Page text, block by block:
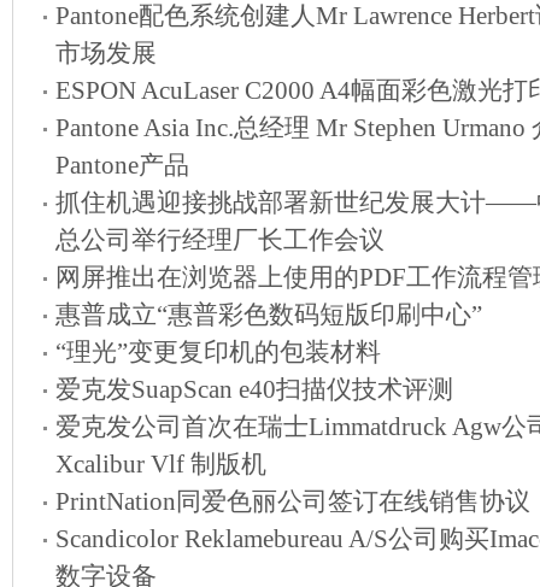
Pantone配色系统创建人Mr Lawrence
市场发展
ESPON AcuLaser C2000 A4幅面彩色激光打
Pantone Asia Inc.总经理 Mr Stephen Urmano
Pantone产品
抓住机遇迎接挑战部署新世纪发展大计——
总公司举行经理厂长工作会议
网屏推出在浏览器上使用的PDF工作流程
惠普成立“惠普彩色数码短版印刷中心”
“理光”变更复印机的包装材料
爱克发SuapScan e40扫描仪技术评测
爱克发公司首次在瑞士Limmatdruck Agw公
Xcalibur Vlf 制版机
PrintNation同爱色丽公司签订在线销售协议
Scandicolor Reklamebureau A/S公司购买
数字设备